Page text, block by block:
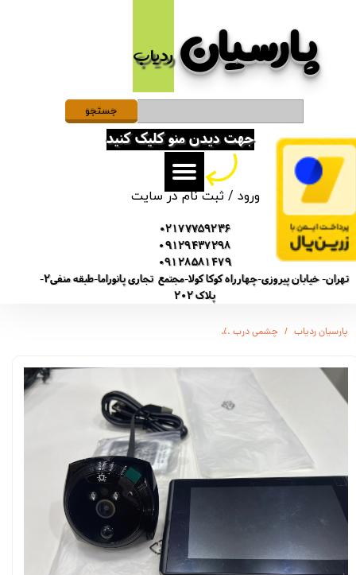
پارسیان​​​​​​​ردیاب
ورود /ثبت نام در سایت
حساب کاربری من
تغییر گذر واژه
سفارشات
خروج از حساب کاربری
02177759236
09129437298
09128581479
تهران- خیابان پیروزی-چهارراه کوکا کولا-مجتمع تجاری پانوراما-طبقه منفی2-
پلاک 202
جهت دیدن منو کلیک کنید
جستجو
پارسیان ردیاب چشمی درب